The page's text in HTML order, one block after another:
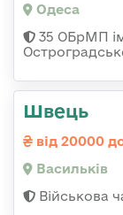
Одеса
35 ОБрМП
Швець
від 20000
Васильків
Військова